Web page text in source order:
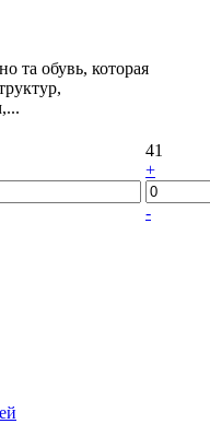
та обувь, которая
41
+
-